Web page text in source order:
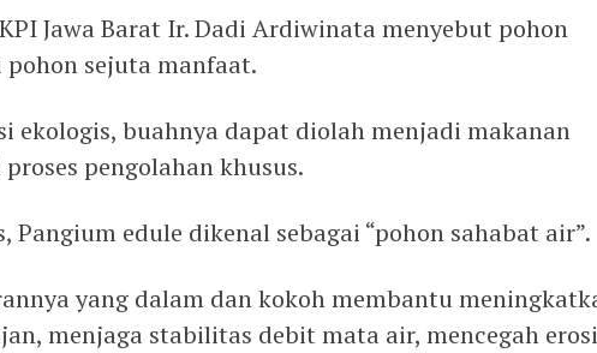
Jawa Barat Ir. Dadi Ardiwinata menyebut pohon
pohon sejuta manfaat.
ekologis, buahnya dapat diolah menjadi makanan
pengolahan khusus.
Pangium edule dikenal sebagai “pohon sahabat air”.
yang dalam dan kokoh membantu
menjaga stabilitas debit mata air, mencegah erosi